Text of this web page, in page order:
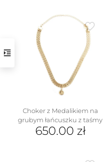
Choker z Medalikiem na
grubym łańcuszku z taśmy
650.00 zł